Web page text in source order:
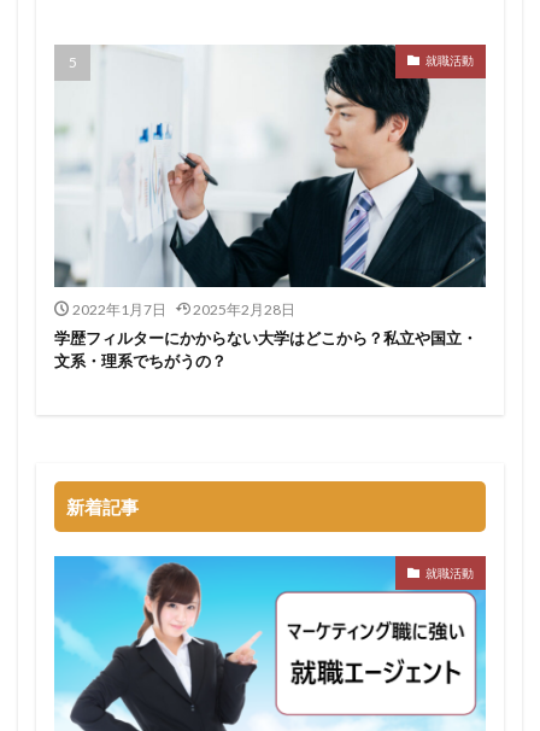
就職活動
2022年1月7日 2025年2月28日
学歴フィルターにかからない大学はどこから？私立や国立・
文系・理系でちがうの？
新着記事
就職活動
CAMPUS CAREER
20代
dodaキャンパス
2025卒
2024卒
2024
2023 1年目
1ヵ月未満
DiG UP CAREER DYM就職
Sier
SE Re就活
Premiumスカウト
pacebox
ONECAREER OfferBox
NNT
Meets Company
Maenomery
JOBRASS新卒
JAIC
やめても生きていける
みなし手当
やり方
ミーツカンパニー
マイナビ新卒紹介
マイナビジョブ20'sスカウト
マイナビジョブ20's
マイナビ
マーケティング
やりたくない
やり方がわからない